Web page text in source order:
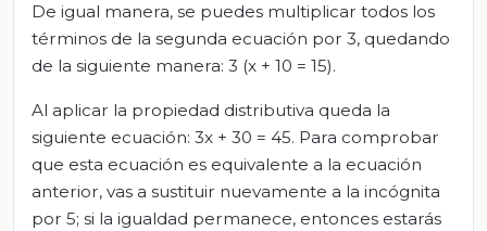
De igual manera, se puedes multiplicar todos los
términos de la segunda ecuación por 3, quedando
de la siguiente manera: 3 (x + 10 = 15).
Al aplicar la propiedad distributiva queda la
siguiente ecuación: 3x + 30 = 45. Para comprobar
que esta ecuación es equivalente a la ecuación
anterior, vas a sustituir nuevamente a la incógnita
por 5; si la igualdad permanece, entonces estarás